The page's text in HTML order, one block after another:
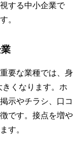
する中小企業で
。
要な業種では、身
くなります。ホ
示やチラシ、口コ
です。接点を増や
す。